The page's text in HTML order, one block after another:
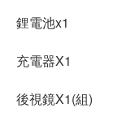
鋰電池x1
充電器X1
後視鏡X1(組)